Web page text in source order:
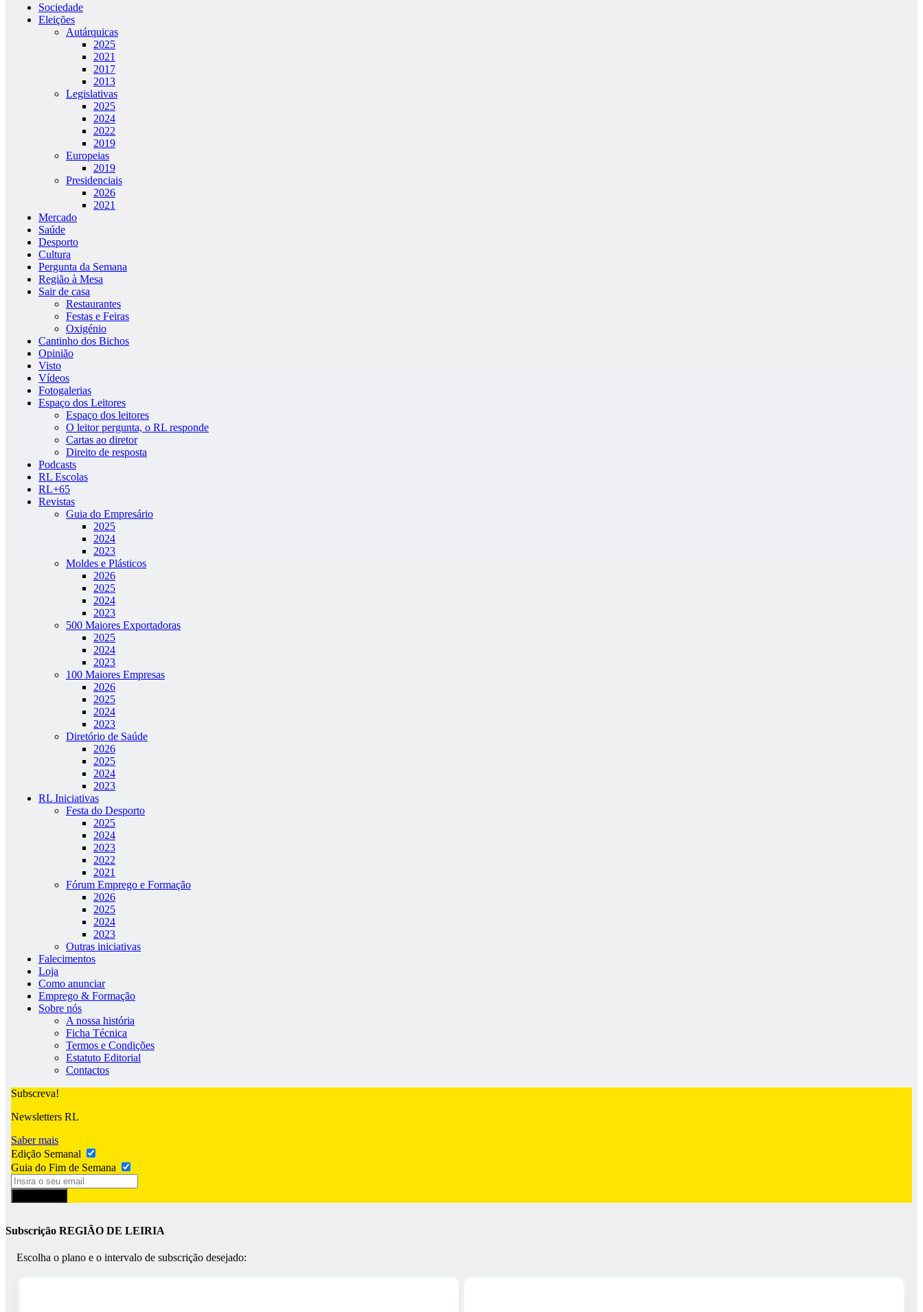
Sociedade
Eleições
Autárquicas
2025
2021
2017
2013
Legislativas
2025
2024
2022
2019
Europeias
2019
Presidenciais
2026
2021
Mercado
Saúde
Desporto
Cultura
Pergunta da Semana
Região à Mesa
Sair de casa
Restaurantes
Festas e Feiras
Oxigénio
Cantinho dos Bichos
Opinião
Visto
Vídeos
Fotogalerias
Espaço dos Leitores
Espaço dos leitores
O leitor pergunta, o RL responde
Cartas ao diretor
Direito de resposta
Podcasts
RL Escolas
RL+65
Revistas
Guia do Empresário
2025
2024
2023
Moldes e Plásticos
2026
2025
2024
2023
500 Maiores Exportadoras
2025
2024
2023
100 Maiores Empresas
2026
2025
2024
2023
Diretório de Saúde
2026
2025
2024
2023
RL Iniciativas
Festa do Desporto
2025
2024
2023
2022
2021
Fórum Emprego e Formação
2026
2025
2024
2023
Outras iniciativas
Falecimentos
Loja
Como anunciar
Emprego & Formação
Sobre nós
A nossa história
Ficha Técnica
Termos e Condições
Estatuto Editorial
Contactos
Subscreva!
Newsletters RL
Saber mais
Edição Semanal
Guia do Fim de Semana
Subscrição REGIÃO DE LEIRIA
Escolha o plano e o intervalo de subscrição desejado: